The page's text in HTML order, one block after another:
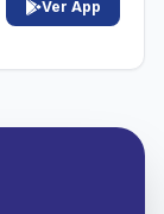
Ver App